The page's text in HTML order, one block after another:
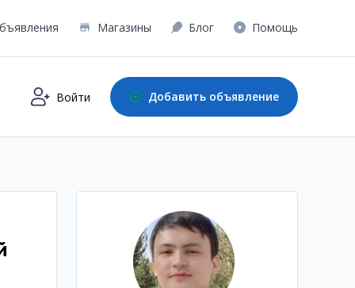
Магазины Блог Помощь
Войти Добавить объявление